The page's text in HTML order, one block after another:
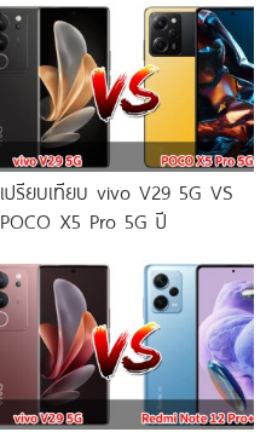
เปรียบเทียบ vivo V29 5G VS
POCO X5 Pro 5G ปี